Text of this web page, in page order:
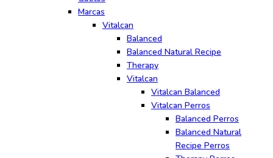
Marcas
Vitalcan
Balanced
Balanced Natural Recipe
Therapy
Vitalcan
Vitalcan Balanced
Vitalcan Perros
Balanced Perros
Balanced Natural
Recipe Perros